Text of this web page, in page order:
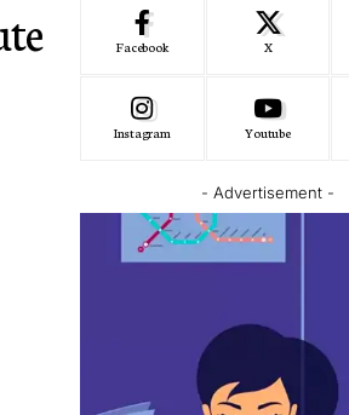
Facebook X
Instagram Youtube
- Advertisement -